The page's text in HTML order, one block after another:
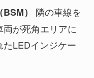
） 隣の車線を
が死角エリアに
たLEDインジケー